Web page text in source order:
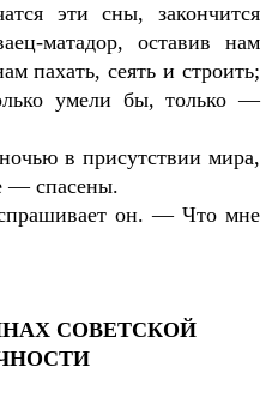
эти сны, закончится
матадор, оставив нам
пахать, сеять и строить;
умели бы, только —
в присутствии мира,
— спасены.
он. — Что мне
СОВЕТСКОЙ